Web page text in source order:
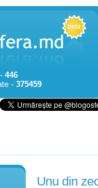
446
- 375459
Unu din